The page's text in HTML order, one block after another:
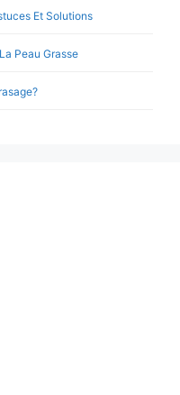
Et Solutions
Peau Grasse